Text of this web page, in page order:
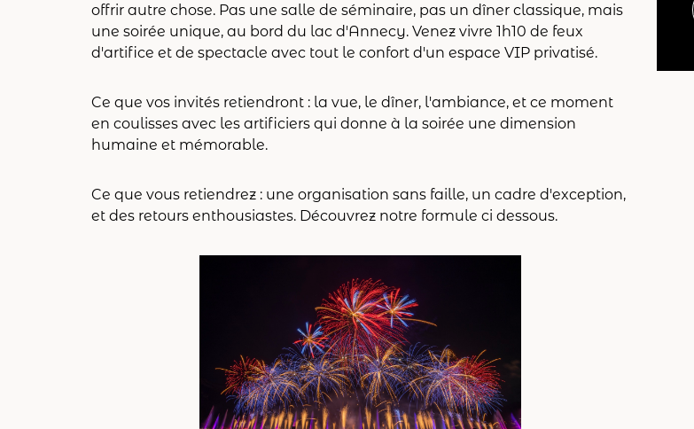
offrir autre chose. Pas une salle de séminaire, pas un dîner classique, mais
une soirée unique, au bord du lac d'Annecy. Venez vivre 1h10 de feux
d'artifice et de spectacle avec tout le confort d'un espace VIP privatisé.
Ce que vos invités retiendront : la vue, le dîner, l'ambiance, et ce moment
en coulisses avec les artificiers qui donne à la soirée une dimension
humaine et mémorable.
Ce que vous retiendrez : une organisation sans faille, un cadre d'exception,
et des retours enthousiastes. Découvrez notre formule ci dessous.